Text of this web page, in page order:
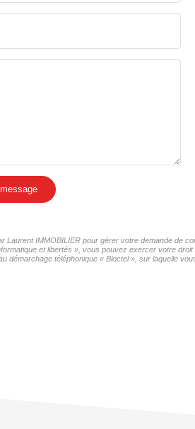
IMMOBILIER pour gérer votre demande de
et libertés », vous pouvez exercer votre
démarchage téléphonique « Bloctel », sur laquelle